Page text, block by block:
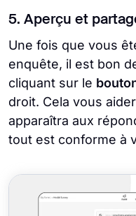
5. Aperçu et
Une fois que vous
enquête, il est bon
cliquant sur le
droit. Cela vous
apparaîtra aux
tout est conforme à